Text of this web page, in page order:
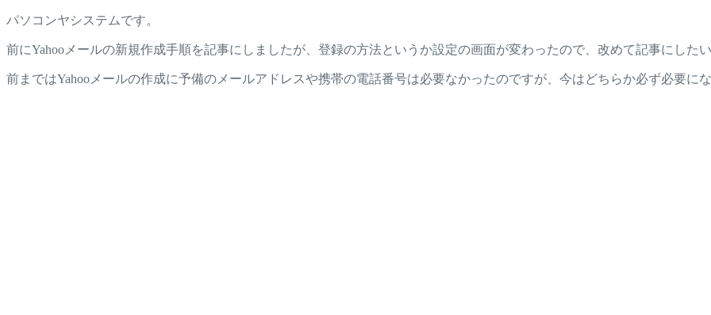
パソコンヤシステムです。
前にYahooメールの新規作成手順を記事にしましたが、登録の方法というか設定の画面が変わったので、改めて記事にしたい
前まではYahooメールの作成に予備のメールアドレスや携帯の電話番号は必要なかったのですが、今はどちらか必ず必要にな